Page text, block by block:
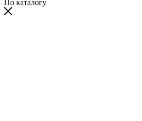
По каталогу